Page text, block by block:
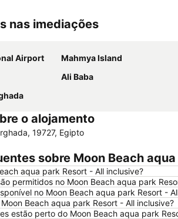
nas imediações
Airport Mahmya Island
Ali Baba
o alojamento
19727, Egipto
sobre Moon Beach
aqua park Resort - All inclusive?
permitidos no Moon Beach aqua park
no Moon Beach aqua park Resort -
Beach aqua park Resort - All inclusive?
estão perto do Moon Beach aqua park